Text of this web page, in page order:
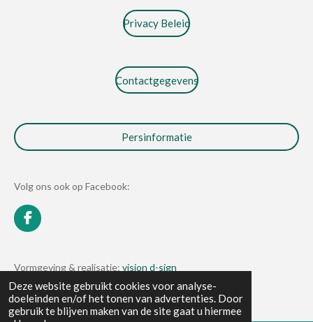
Deze website gebruikt cookies voor analyse-
doeleinden en/of het tonen van advertenties. Door
gebruik te blijven maken van de site gaat u hiermee
Privacy Beleid
Contactgegevens
Persinformatie
Volg ons ook op Facebook:
F
a
b
o
o
k
Vormgeving & realisatie: vision d-sign
© 2019 - 2026 Vision Uitgeverij